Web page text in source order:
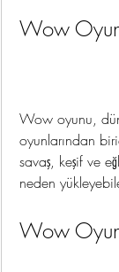
Wow
Wow oyunu,
oyunlarından
savaş, keşif ve
neden
Wow